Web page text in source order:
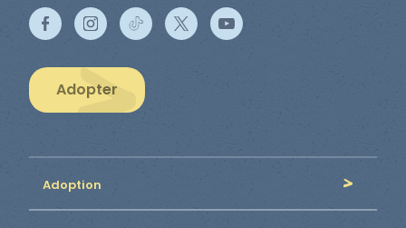
Adopter
Adoption